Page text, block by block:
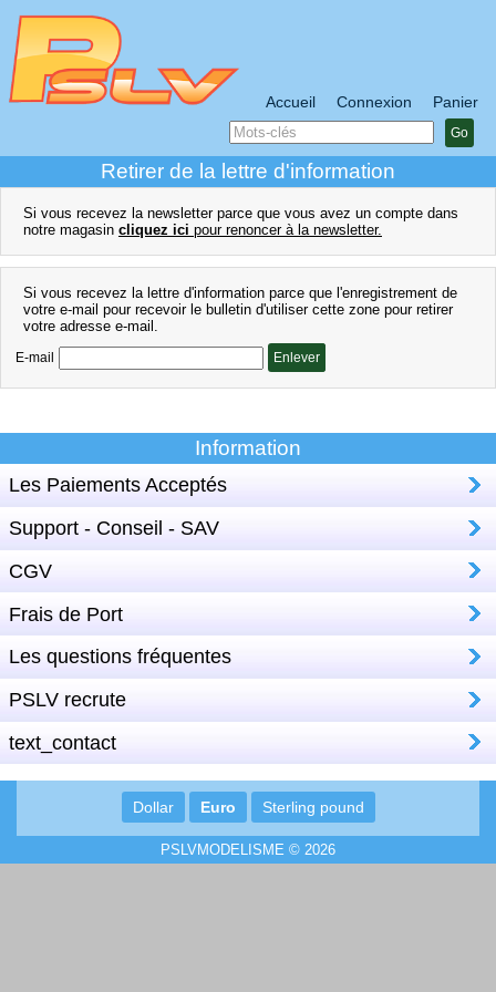
Accueil Connexion Panier
Go
Retirer de la lettre d'information
Si vous recevez la newsletter parce que vous avez un compte dans
notre magasin cliquez ici pour renoncer à la newsletter.
Si vous recevez la lettre d'information parce que l'enregistrement de
votre e-mail pour recevoir le bulletin d'utiliser cette zone pour retirer
votre adresse e-mail.
E-mail Enlever
Information
Les Paiements Acceptés
Support - Conseil - SAV
CGV
Frais de Port
Les questions fréquentes
PSLV recrute
text_contact
Dollar Euro Sterling pound
PSLVMODELISME © 2026